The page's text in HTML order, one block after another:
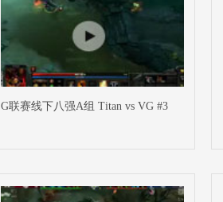
G联赛线下八强A组 Titan vs VG #3